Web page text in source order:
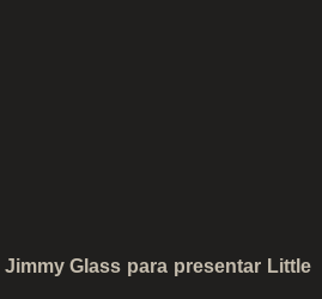
Glass para presentar Little